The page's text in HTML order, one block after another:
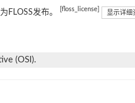
FLOSS发布。 [floss_license] 显示详细
(OSI).